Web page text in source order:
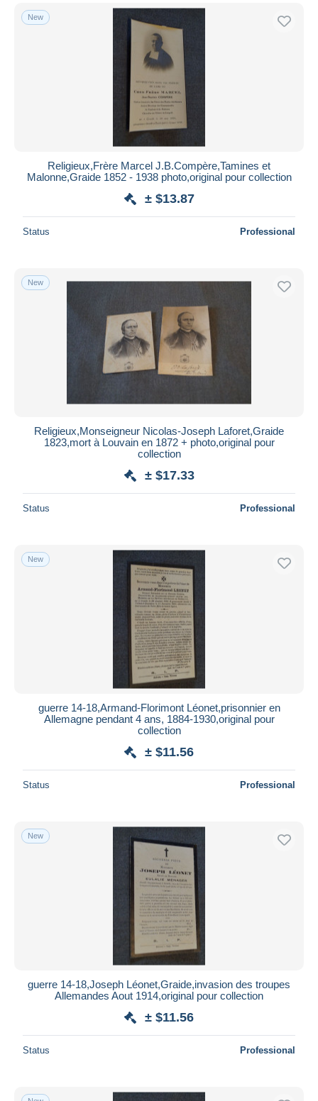
New
Religieux,Frère Marcel J.B.Compère,Tamines et
Malonne,Graide 1852 - 1938 photo,original pour collection
± $13.87
Status Professional
New
Religieux,Monseigneur Nicolas-Joseph Laforet,Graide
1823,mort à Louvain en 1872 + photo,original pour
collection
± $17.33
Status Professional
New
guerre 14-18,Armand-Florimont Léonet,prisonnier en
Allemagne pendant 4 ans, 1884-1930,original pour
collection
± $11.56
Status Professional
New
guerre 14-18,Joseph Léonet,Graide,invasion des troupes
Allemandes Aout 1914,original pour collection
± $11.56
Status Professional